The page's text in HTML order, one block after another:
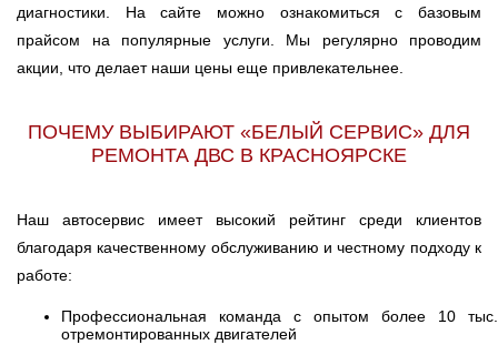
диагностики. На сайте можно ознакомиться с базовым
прайсом на популярные услуги. Мы регулярно проводим
акции, что делает наши цены еще привлекательнее.
ПОЧЕМУ ВЫБИРАЮТ «БЕЛЫЙ СЕРВИС» ДЛЯ
РЕМОНТА ДВС В КРАСНОЯРСКЕ
Наш автосервис имеет высокий рейтинг среди клиентов
благодаря качественному обслуживанию и честному подходу к
работе:
Профессиональная команда с опытом более 10 тыс.
отремонтированных двигателей